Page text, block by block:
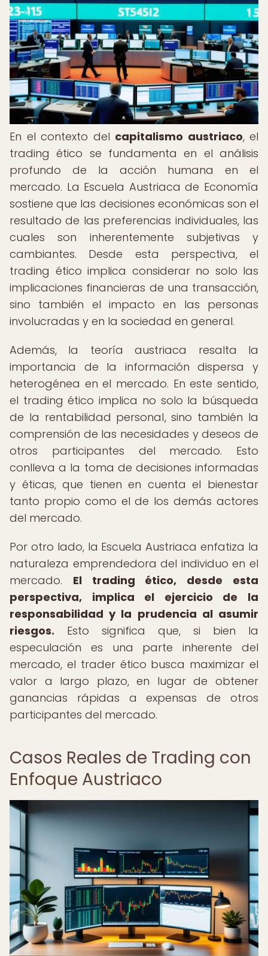
En el contexto del capitalismo austriaco, el
trading ético se fundamenta en el análisis
profundo de la acción humana en el
mercado. La Escuela Austriaca de Economía
sostiene que las decisiones económicas son el
resultado de las preferencias individuales, las
cuales son inherentemente subjetivas y
cambiantes. Desde esta perspectiva, el
trading ético implica considerar no solo las
implicaciones financieras de una transacción,
sino también el impacto en las personas
involucradas y en la sociedad en general.
Además, la teoría austriaca resalta la
importancia de la información dispersa y
heterogénea en el mercado. En este sentido,
el trading ético implica no solo la búsqueda
de la rentabilidad personal, sino también la
comprensión de las necesidades y deseos de
otros participantes del mercado. Esto
conlleva a la toma de decisiones informadas
y éticas, que tienen en cuenta el bienestar
tanto propio como el de los demás actores
del mercado.
Por otro lado, la Escuela Austriaca enfatiza la
naturaleza emprendedora del individuo en el
mercado. El trading ético, desde esta
perspectiva, implica el ejercicio de la
responsabilidad y la prudencia al asumir
riesgos. Esto significa que, si bien la
especulación es una parte inherente del
mercado, el trader ético busca maximizar el
valor a largo plazo, en lugar de obtener
ganancias rápidas a expensas de otros
participantes del mercado.
Casos Reales de Trading con
Enfoque Austriaco